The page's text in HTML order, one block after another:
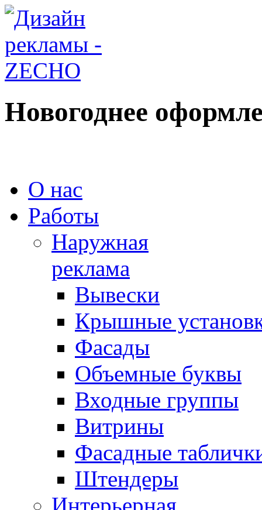
Новогоднее
О нас
Работы
Наружная
реклама
Вывески
Крышные
Фасады
Объемные буквы
Входные группы
Витрины
Фасадные
Штендеры
Интерьерная